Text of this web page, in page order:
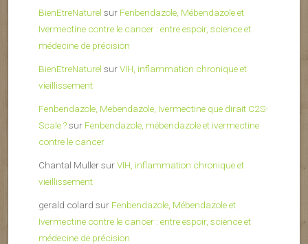
BienEtreNaturel sur Fenbendazole, Mébendazole et
Ivermectine contre le cancer : entre espoir, science et
médecine de précision
BienEtreNaturel surVIH, inflammation chronique et
vieillissement
Fenbendazole, Mebendazole, Ivermectine que dirait C2S-
Scale ?sur Fenbendazole, mébendazole et ivermectine
contre le cancer
Chantal MullersurVIH, inflammation chronique et
vieillissement
gerald colard sur Fenbendazole, Mébendazole et
Ivermectine contre le cancer : entre espoir, science et
médecine de précision